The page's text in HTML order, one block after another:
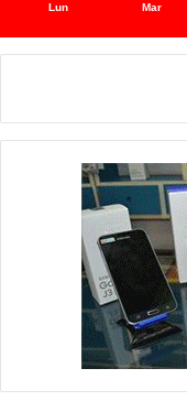
Lun Mar